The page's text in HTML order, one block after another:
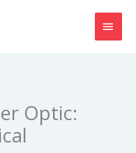
Optic: